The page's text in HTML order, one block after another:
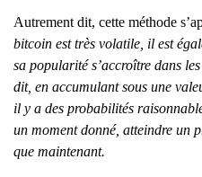
Autrement dit, cette méthode
bitcoin est très volatile, il est
sa popularité s’accroître dans
dit, en accumulant sous une
il y a des probabilités
un moment donné, atteindre un
que maintenant.